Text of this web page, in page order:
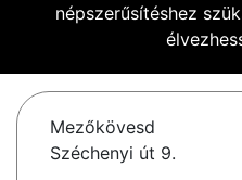
népszerűsítéshez
Mezőkövesd
Széchenyi út 9.